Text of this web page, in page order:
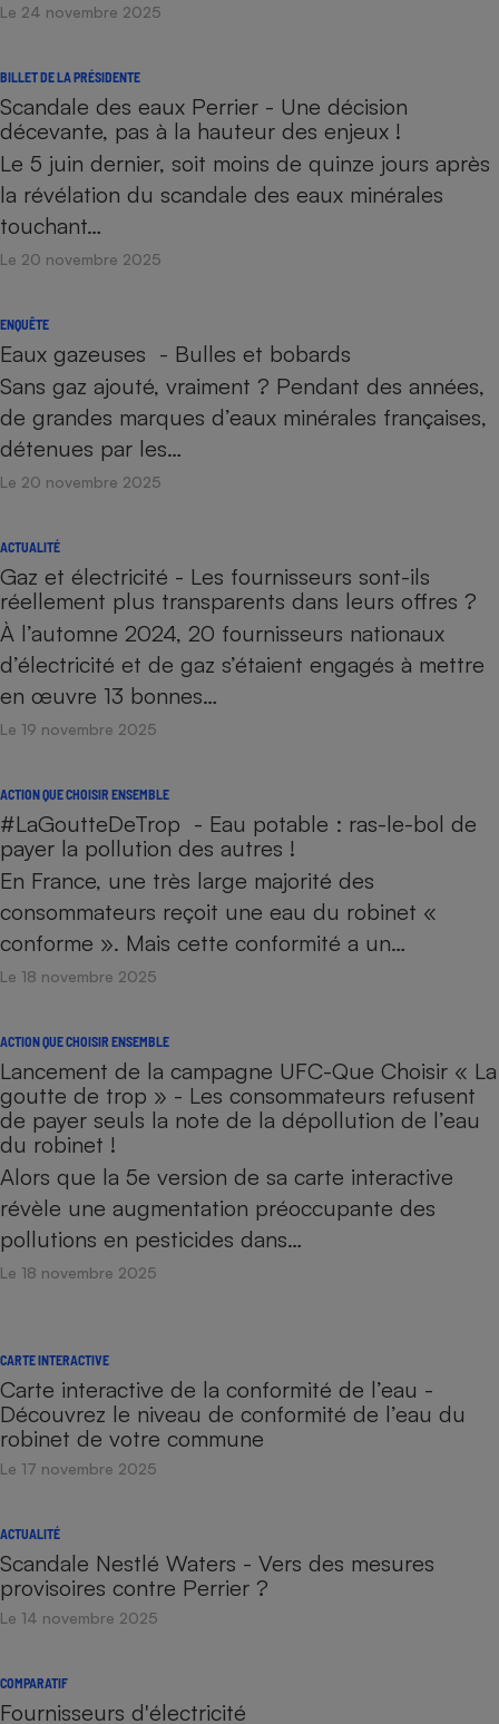
Le 24 novembre 2025
BILLET DE LA PRÉSIDENTE
Scandale des eaux Perrier - Une décision
décevante, pas à la hauteur des enjeux !
Le 5 juin dernier, soit moins de quinze jours après
la révélation du scandale des eaux minérales
touchant…
Le 20 novembre 2025
ENQUÊTE
Eaux gazeuses - Bulles et bobards
Sans gaz ajouté, vraiment ? Pendant des années,
de grandes marques d’eaux minérales françaises,
détenues par les…
Le 20 novembre 2025
ACTUALITÉ
Gaz et électricité - Les fournisseurs sont-ils
réellement plus transparents dans leurs offres ?
À l’automne 2024, 20 fournisseurs nationaux
d’électricité et de gaz s’étaient engagés à mettre
en œuvre 13 bonnes…
Le 19 novembre 2025
ACTION QUE CHOISIR ENSEMBLE
#LaGoutteDeTrop - Eau potable : ras-le-bol de
payer la pollution des autres !
En France, une très large majorité des
consommateurs reçoit une eau du robinet «
conforme ». Mais cette conformité a un…
Le 18 novembre 2025
ACTION QUE CHOISIR ENSEMBLE
Lancement de la campagne UFC-Que Choisir « La
goutte de trop » - Les consommateurs refusent
de payer seuls la note de la dépollution de l’eau
du robinet !
Alors que la 5e version de sa carte interactive
révèle une augmentation préoccupante des
pollutions en pesticides dans…
Le 18 novembre 2025
CARTE INTERACTIVE
Carte interactive de la conformité de l’eau -
Découvrez le niveau de conformité de l’eau du
robinet de votre commune
Le 17 novembre 2025
ACTUALITÉ
Scandale Nestlé Waters - Vers des mesures
provisoires contre Perrier ?
Le 14 novembre 2025
COMPARATIF
Fournisseurs d'électricité